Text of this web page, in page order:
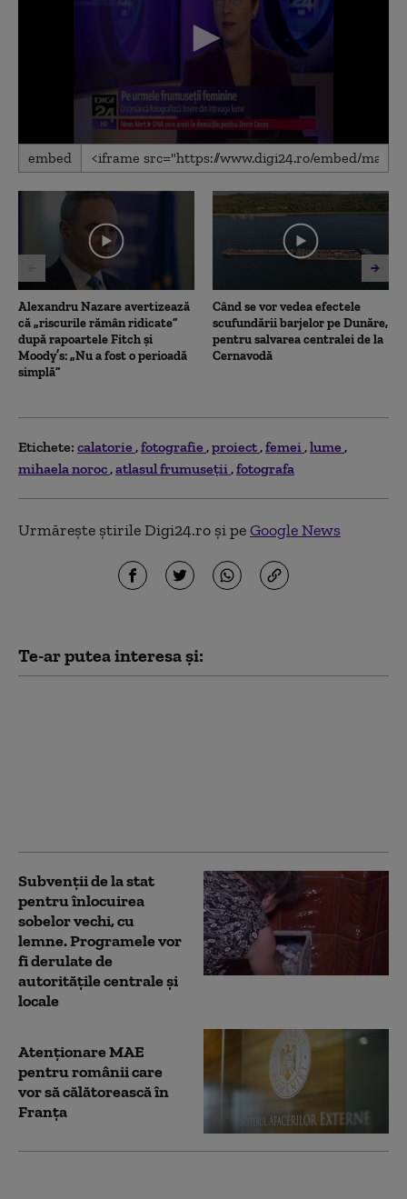
0
seconds
1
minute,
seconds
embed
Alexandru Nazare avertizează
că „riscurile rămân ridicate”
după rapoartele Fitch și
Moody’s: „Nu a fost o perioadă
simplă”
Când se vor vedea efectele
scufundării barjelor pe Dunăre,
pentru salvarea centralei de la
Cernavodă
Etichete: calatorie fotografie proiect femei lume
mihaela noroc atlasul frumuseții fotografa
Urmărește știrile Digi24.ro și peGoogle News
Te-ar putea interesa și:
Subvenții de la stat
pentru înlocuirea
sobelor vechi, cu
lemne. Programele vor
fi derulate de
autoritățile centrale și
locale
Atenționare MAE
pentru românii care
vor să călătorească în
Franța